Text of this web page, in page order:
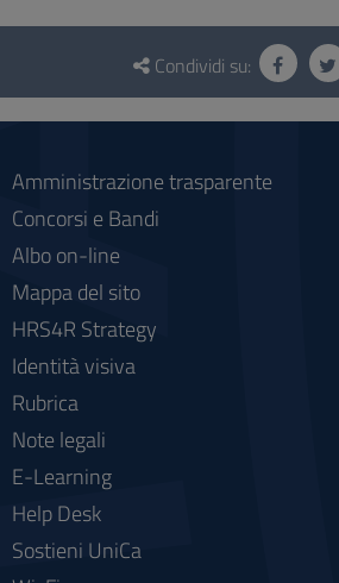
Questionario
social
Condividi su:
Amministrazione trasparente
Concorsi e Bandi
Albo on-line
Mappa del sito
HRS4R Strategy
Identità visiva
Rubrica
Note legali
E-Learning
Help Desk
Sostieni UniCa